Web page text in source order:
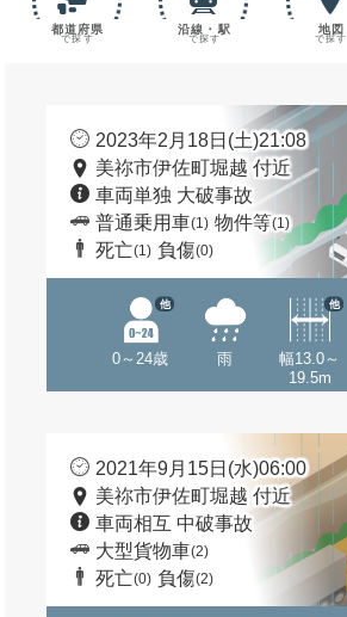
都道府県
で探す
沿線・駅
で探す
地図
で探す
2023年2月18日(土)21:08
美祢市伊佐町堀越 付近
車両単独 大破事故
普通乗用車(1) 物件等(1)
死亡(1) 負傷(0)
0～24歳
他
雨
幅13.0～
19.5m
他
2021年9月15日(水)06:00
美祢市伊佐町堀越 付近
車両相互 中破事故
大型貨物車(2)
死亡(0) 負傷(2)